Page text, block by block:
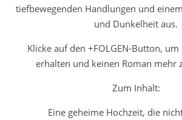
tiefbewegenden Handlungen und
und Dunkelheit aus.
Klicke auf den +FOLGEN-Button,
erhalten und keinen Roman mehr
Zum Inhalt:
Eine geheime Hochzeit, die